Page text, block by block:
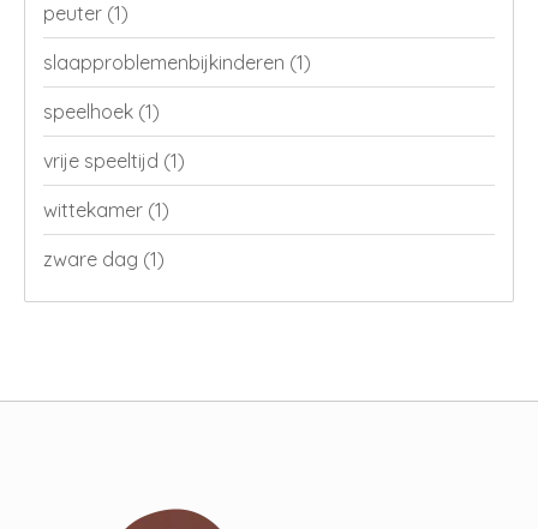
peuter (1)
slaapproblemenbijkinderen (1)
speelhoek (1)
vrije speeltijd (1)
wittekamer (1)
zware dag (1)